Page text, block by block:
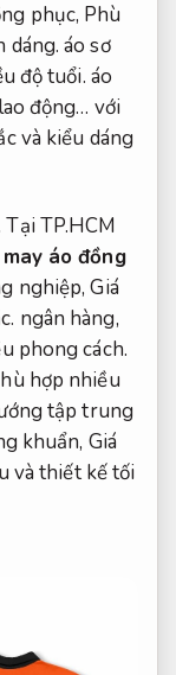
phục, Phù
dáng. áo sơ
độ tuổi. áo
động… với
và kiểu dáng
Tại TP.HCM
may áo đồng
nghiệp,Giá
ngân hàng,
phong cách.
hợp nhiều
tập trung
khuẩn, Giá
và thiết kế tối